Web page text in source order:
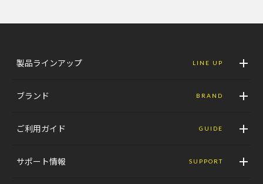
製品ラインアップ LINE UP
ブランド BRAND
ご利用ガイド GUIDE
サポート情報 SUPPORT